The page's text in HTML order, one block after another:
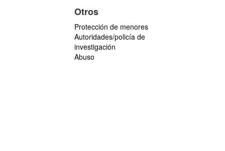
Otros
Protección de menores
Autoridades/policía de
investigación
Abuso